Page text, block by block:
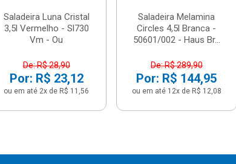
Saladeira Luna Cristal
3,5l Vermelho - Sl730
Vm - Ou
De: R$ 28,90
Por: R$ 23,12
ou em até 2x de R$ 11,56
Saladeira Melamina
Circles 4,5l Branca -
50601/002 - Haus Br...
De: R$ 289,90
Por: R$ 144,95
ou em até 12x de R$ 12,08